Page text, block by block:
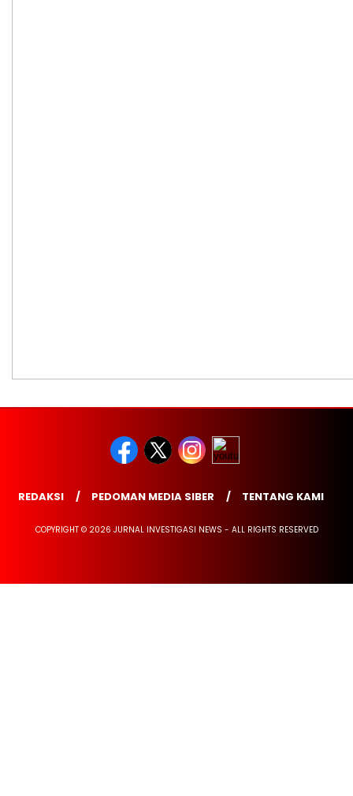
REDAKSI PEDOMAN MEDIA SIBER TENTANG KAMI
COPYRIGHT © 2026 JURNAL INVESTIGASI NEWS - ALL RIGHTS RESERVED